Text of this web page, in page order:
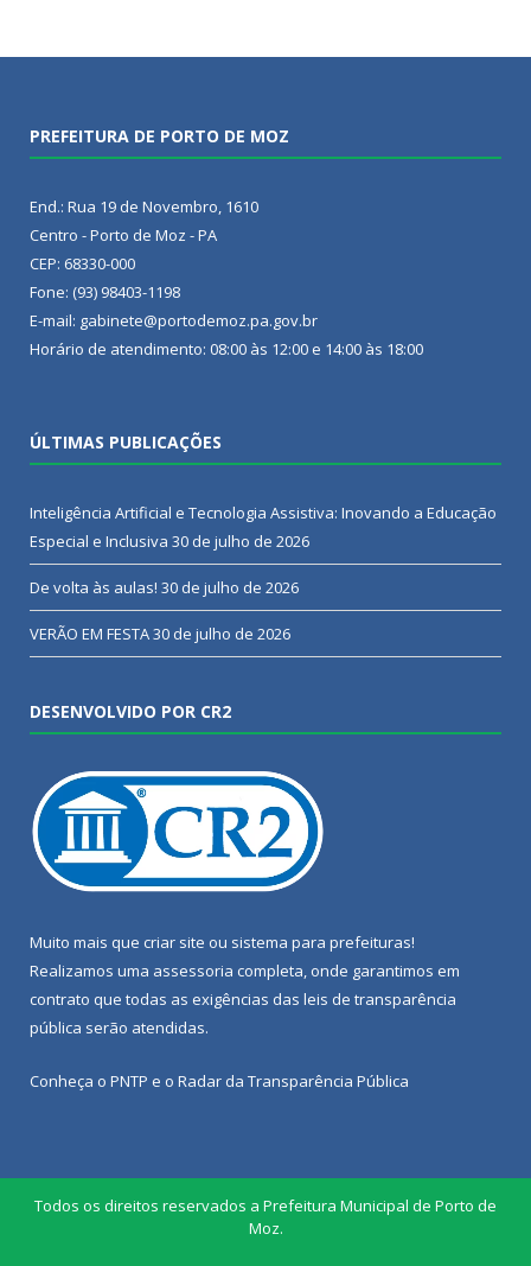
PREFEITURA DE PORTO DE MOZ
End.: Rua 19 de Novembro, 1610
Centro - Porto de Moz - PA
CEP: 68330-000
Fone: (93) 98403-1198
E-mail: gabinete@portodemoz.pa.gov.br
Horário de atendimento: 08:00 às 12:00 e 14:00 às 18:00
ÚLTIMAS PUBLICAÇÕES
Inteligência Artificial e Tecnologia Assistiva: Inovando a Educação
Especial e Inclusiva 30 de julho de 2026
De volta às aulas! 30 de julho de 2026
VERÃO EM FESTA30 de julho de 2026
DESENVOLVIDO POR CR2
Muito mais que criar site ou sistema para prefeituras!
Realizamos uma assessoria completa, onde garantimos em
contrato que todas as exigências das leis de transparência
pública serão atendidas.
Conheça o PNTP e o Radar da Transparência Pública
Todos os direitos reservados a Prefeitura Municipal de Porto de
Moz.